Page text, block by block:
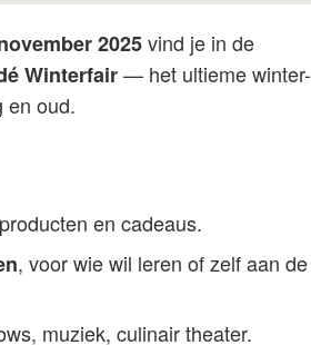
2025vind je in de
Winterfair— het ultieme winter-
en oud.
en cadeaus.
, voor wie wil leren of zelf aan de
muziek, culinair theater.